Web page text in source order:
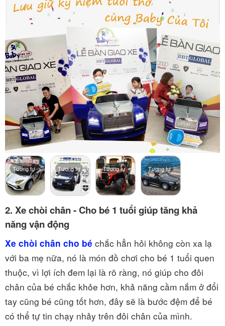
Tương tự Tương tự Tương tự Tương tự
2. Xe chòi chân - Cho bé 1 tuổi giúp tăng khả
năng vận động
Xe chòi chân cho bé chắc hẳn hỏi không còn xa lạ
với ba mẹ nữa, nó là món đồ chơi cho bé 1 tuổi quen
thuộc, vì lợi ích đem lại là rõ ràng, nó giúp cho đôi
chân của bé chắc khỏe hơn, khả năng cầm nắm ở đổi
tay cũng bé cũng tốt hơn, đây sẽ là bước đệm để bé
có thể tự tin chạy nhảy trên đôi chân của mình.